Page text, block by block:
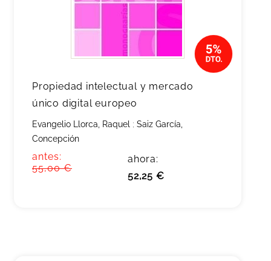
Propiedad intelectual y mercado
único digital europeo
Evangelio Llorca, Raquel ; Saiz García,
Concepción
antes:
55,00 €
ahora:
52,25 €